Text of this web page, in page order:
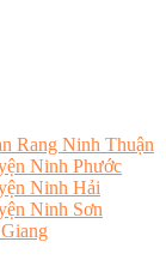
Rang Ninh Thuận
Ninh Phước
Ninh Hải
Ninh Sơn